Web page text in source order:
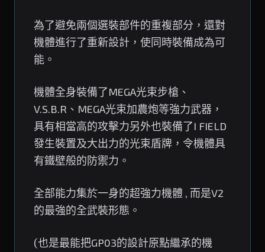
為了避免兩個選裝部件的重複部分，還對
機體進行了重新設計，使同時裝備成為可
能。
機體全身裝備了MEGA光束步槍、
V.S.B.R、MEGA光束加農炮等強力武器，
具有相當高的攻擊力另外也裝備了I FIELD
發生裝置及大出力的光束盾牌，令機體具
有鐵壁般的防禦力。
全部能力集於一身的超強力機體 , 而是V2
的最強的全武裝形態。
(也是最能把GP03的設計原點繼承的機